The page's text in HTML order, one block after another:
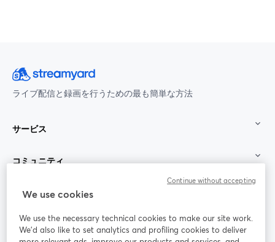
ライブ配信と録画を行うための最も簡単な方法
サービス
コミュニティ
StreamYard：
参加する
We use cookies
We use the necessary technical cookies to make our site work.
We'd also like to set analytics and profiling cookies to deliver
Continue without accepting